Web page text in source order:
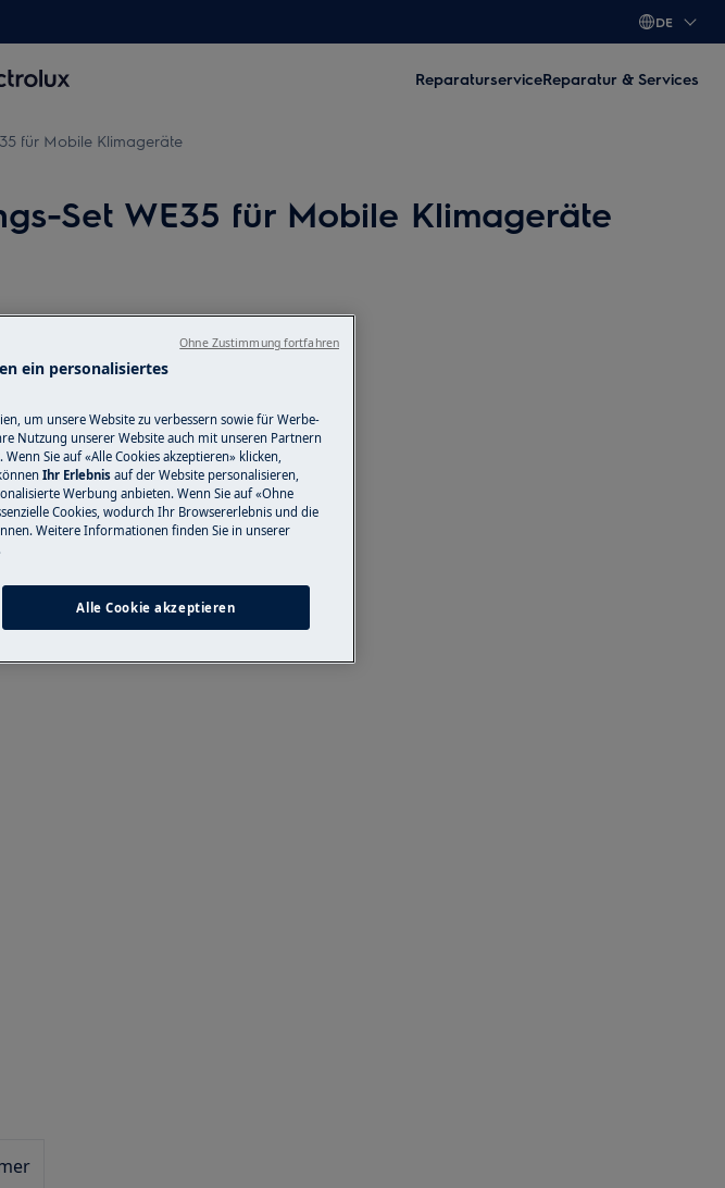
DE
ReparaturserviceReparatur & Services
für Mobile Klimageräte
Set WE35 für Mobile Klimageräte
ein personalisiertes
um unsere Website zu verbessern sowie für Werbe-
Nutzung unserer Website auch mit unseren Partnern
Sie auf «Alle Cookies akzeptieren» klicken,
Ihr Erlebnis auf der Website personalisieren,
Werbung anbieten. Wenn Sie auf «Ohne
Cookies, wodurch Ihr Browsererlebnis und die
Weitere Informationen finden Sie in unserer
Alle Cookie akzeptieren
Ohne Zustimmung fortfahren